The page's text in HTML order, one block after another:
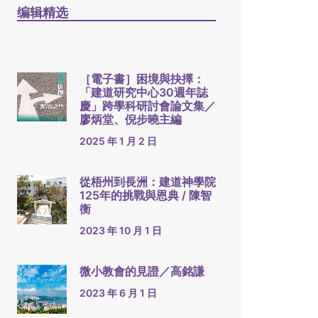
编辑精选
［電子書］困境與抉擇：
「建道研究中心30週年誌
慶」跨學科研討會論文集／
廖炳堂、倪步曉主編
2025 年 1 月 2 日
從梧州到長洲：建道神學院
125年的挑戰與恩典 / 陳智
衡
2023 年 10 月 1 日
微小教會的見證／高銘謙
2023 年 6 月 1 日